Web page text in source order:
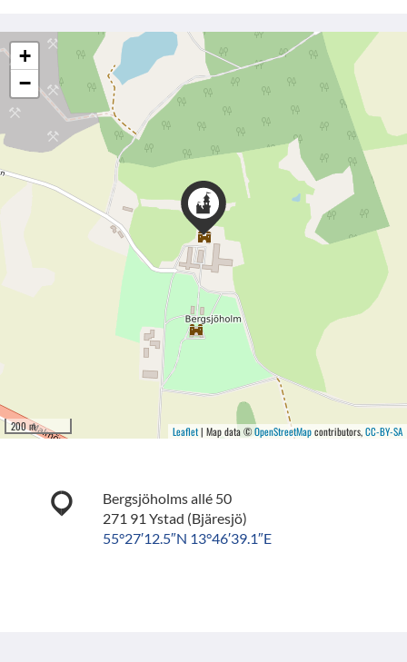
+
−
200 m Leaflet| Map data ©OpenStreetMapcontributors,CC-BY-SA
Bergsjöholms allé 50
271 91 Ystad (Bjäresjö)
55°27′12.5″N 13°46′39.1″E